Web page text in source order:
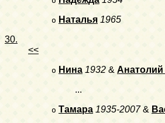
o Наталья 1965
30.
<<
o Нина 1932 & Анатолий
...
o Тамара 1935-2007&